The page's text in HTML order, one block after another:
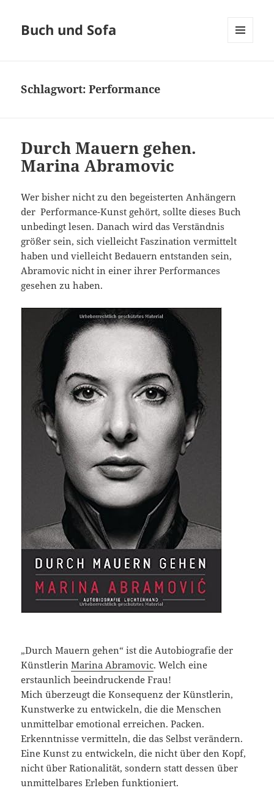
Buch und Sofa
Schlagwort:Performance
Durch Mauern gehen.
Marina Abramovic
Wer bisher nicht zu den begeisterten Anhängern
der Performance-Kunst gehört, sollte dieses Buch
unbedingt lesen. Danach wird das Verständnis
größer sein, sich vielleicht Faszination vermittelt
haben und vielleicht Bedauern entstanden sein,
Abramovic nicht in einer ihrer Performances
gesehen zu haben.
„Durch Mauern gehen“ ist die Autobiografie der
KünstlerinMarina Abramovic. Welch eine
erstaunlich beeindruckende Frau!
Mich überzeugt die Konsequenz der Künstlerin,
Kunstwerke zu entwickeln, die die Menschen
unmittelbar emotional erreichen. Packen.
Erkenntnisse vermitteln, die das Selbst verändern.
Eine Kunst zu entwickeln, die nicht über den Kopf,
nicht über Rationalität, sondern statt dessen über
unmittelbares Erleben funktioniert.